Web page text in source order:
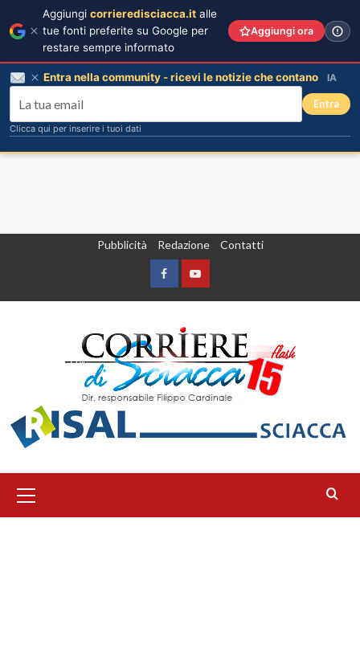
Pubblicità Redazione Contatti
FacebookYountube
principale
Aggiungi corrieredisciacca.it alle
tue fonti preferite su Google per
restare sempre informato
Aggiungi ora
Entra nella community - ricevi le notizie che contano IA
Entra
Clicca qui per inserire i tuoi dati